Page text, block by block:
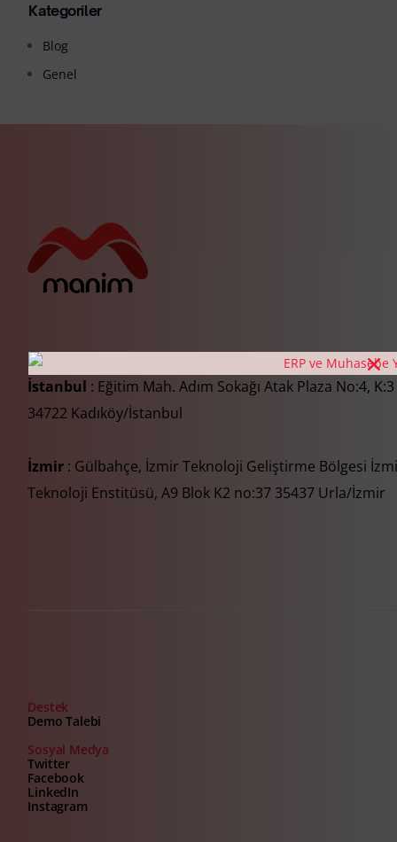
Kategoriler
Blog
Genel
İstanbul : Eğitim Mah. Adım Sokağı Atak Plaza No:4,
34722 Kadıköy/İstanbul
İzmir : Gülbahçe, İzmir Teknoloji Geliştirme Bölgesi
Teknoloji Enstitüsü, A9 Blok K2 no:37 35437 Urla/İzmir
Destek
Demo Talebi
Sosyal Medya
Twitter
Facebook
LinkedIn
Instagram